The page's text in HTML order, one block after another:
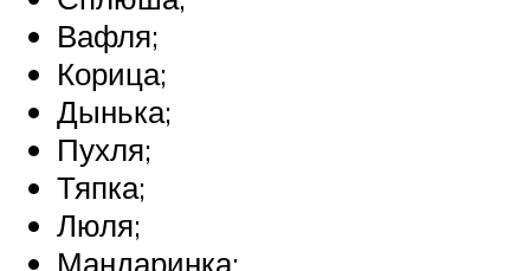
Вафля;
Корица;
Дынька;
Пухля;
Тяпка;
Люля;
Мандаринка;